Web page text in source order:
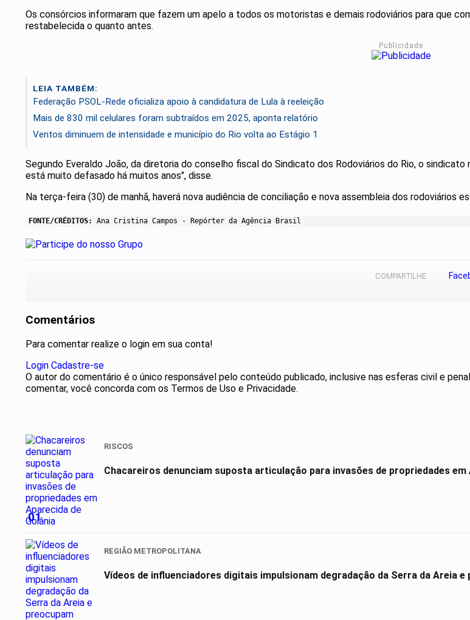
Os consórcios informaram que fazem um apelo a todos os motoristas e demais rodoviários para que
restabelecida o quanto antes.
Publicidade
LEIA TAMBÉM:
Federação PSOL-Rede oficializa apoio à candidatura de Lula à reeleição
Mais de 830 mil celulares foram subtraídos em 2025, aponta relatório
Ventos diminuem de intensidade e município do Rio volta ao Estágio 1
Segundo Everaldo João, da diretoria do conselho fiscal do Sindicato dos Rodoviários do Rio, o
está muito defasado há muitos anos", disse.
Na terça-feira (30) de manhã, haverá nova audiência de conciliação e nova assembleia dos rodoviários
FONTE/CRÉDITOS: Ana Cristina Campos - Repórter da Agência Brasil
COMPARTILHE
Comentários
Para comentar realize o login em sua conta!
Login Cadastre-se
O autor do comentário é o único responsável pelo conteúdo publicado, inclusive nas esferas civil e
comentar, você concorda com os Termos de Uso e Privacidade.
01
RISCOS
Chacareiros denunciam suposta articulação para invasões de propriedades em
REGIÃO METROPOLITANA
Vídeos de influenciadores digitais impulsionam degradação da Serra da Areia e